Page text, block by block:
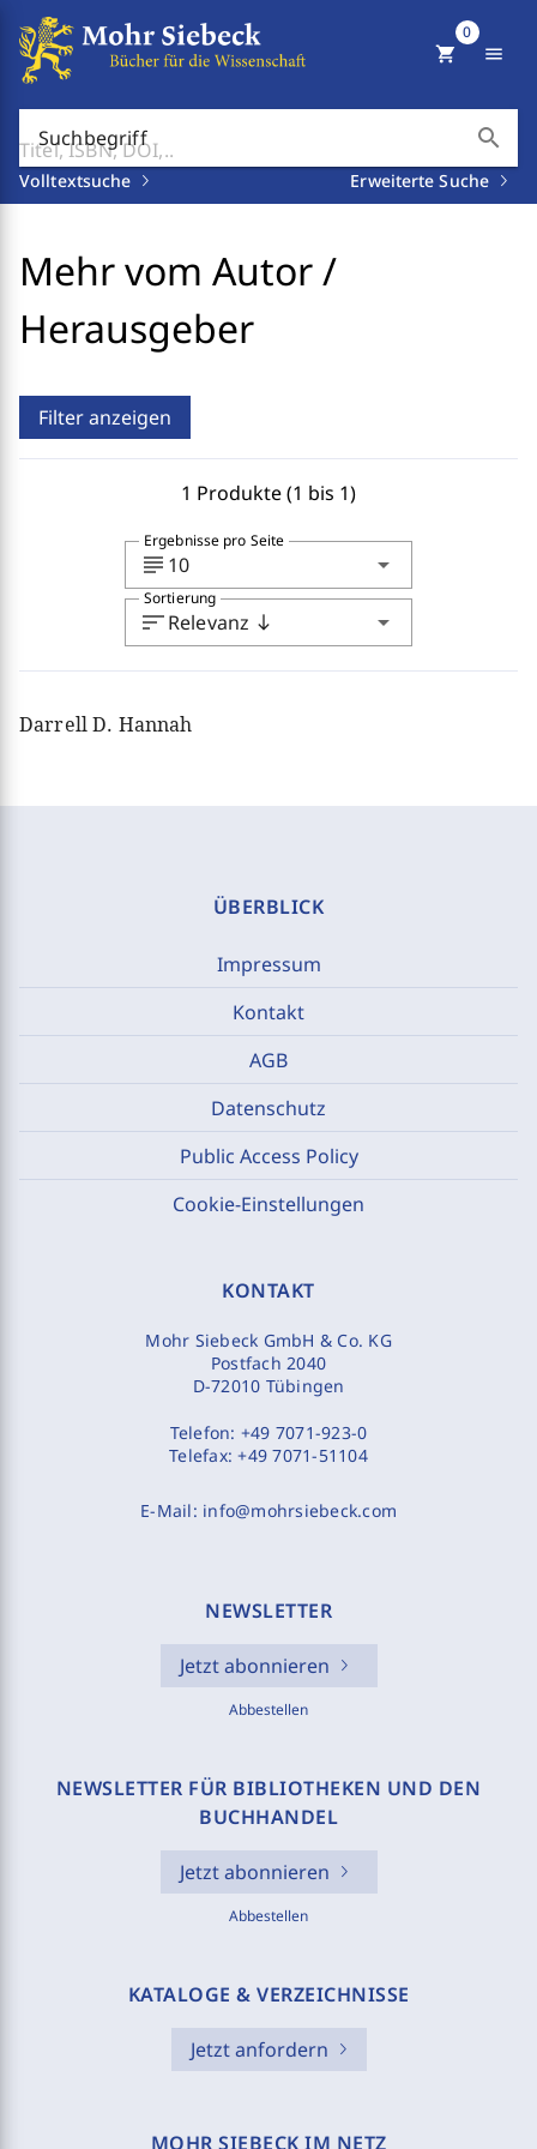
Suchbegriff search
Volltextsuche Erweiterte Suche
shopping_cart
0
menu
Mehr vom Autor /
Herausgeber
Filter anzeigen
1 Produkte (1 bis 1)
subject 10 arrow_drop_down
Ergebnisse pro Seite
sortRelevanz south arrow_drop_down
Sortierung
Darrell D. Hannah
ÜBERBLICK
Impressum
Kontakt
AGB
Datenschutz
Public Access Policy
Cookie-Einstellungen
KONTAKT
Mohr Siebeck GmbH & Co. KG
Postfach 2040
D-72010 Tübingen
Telefon: +49 7071-923-0
Telefax:+49 7071-51104
E-Mail: info@mohrsiebeck.com
NEWSLETTER
Jetzt abonnieren
Abbestellen
NEWSLETTER FÜR BIBLIOTHEKEN UND DEN
BUCHHANDEL
Jetzt abonnieren
Abbestellen
KATALOGE & VERZEICHNISSE
Jetzt anfordern
MOHR SIEBECK IM NETZ